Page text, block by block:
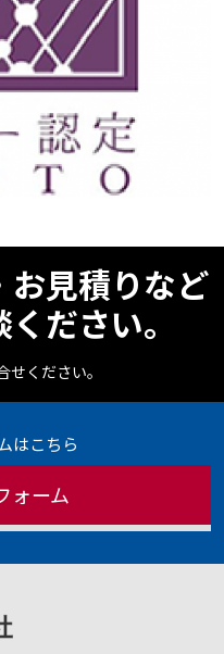
お見積りなど
ださい。
せください。
はこちら
ォーム